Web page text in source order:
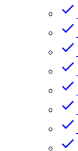
check
check
check
check
check
check
check
check